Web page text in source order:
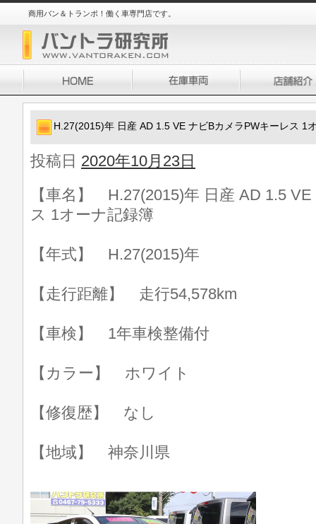
商用バン＆トランポ！働く車専門店です。
H.27(2015)年 日産 AD 1.5 VE ナビBカメラPWキーレス 1
投稿日 2020年10月23日
【車名】 H.27(2015)年 日産 AD 1.5
ス 1オーナ記録簿
【年式】 H.27(2015)年
【走行距離】 走行54,578km
【車検】 1年車検整備付
【カラー】 ホワイト
【修復歴】 なし
【地域】 神奈川県